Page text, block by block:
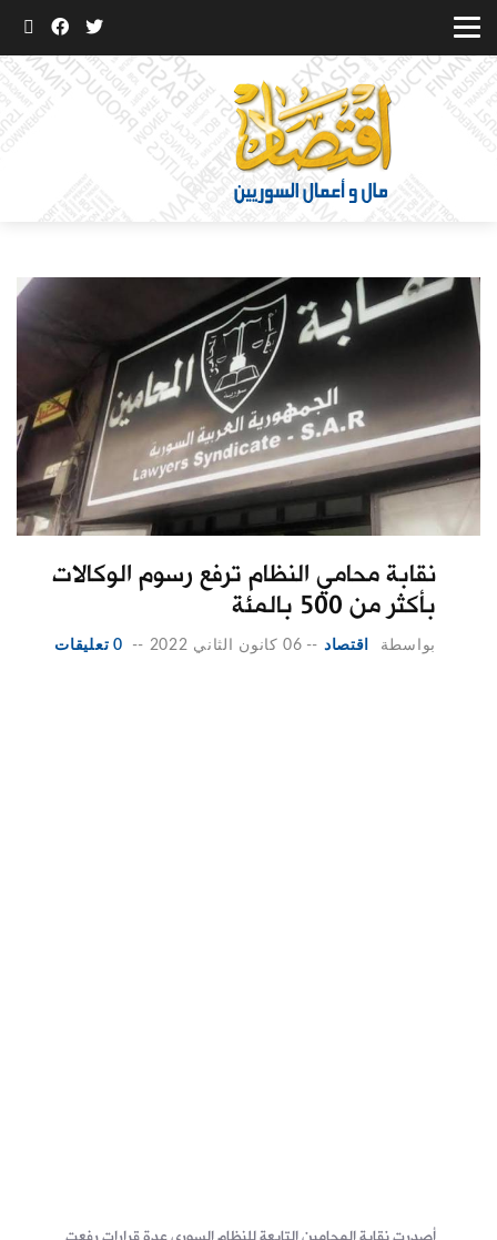
نقابة محامي النظام ترفع رسوم الوكالات
بأكثر من 500 بالمئة
بواسطة اقتصاد -- 06 كانون الثاني 2022 -- 0 تعليقات